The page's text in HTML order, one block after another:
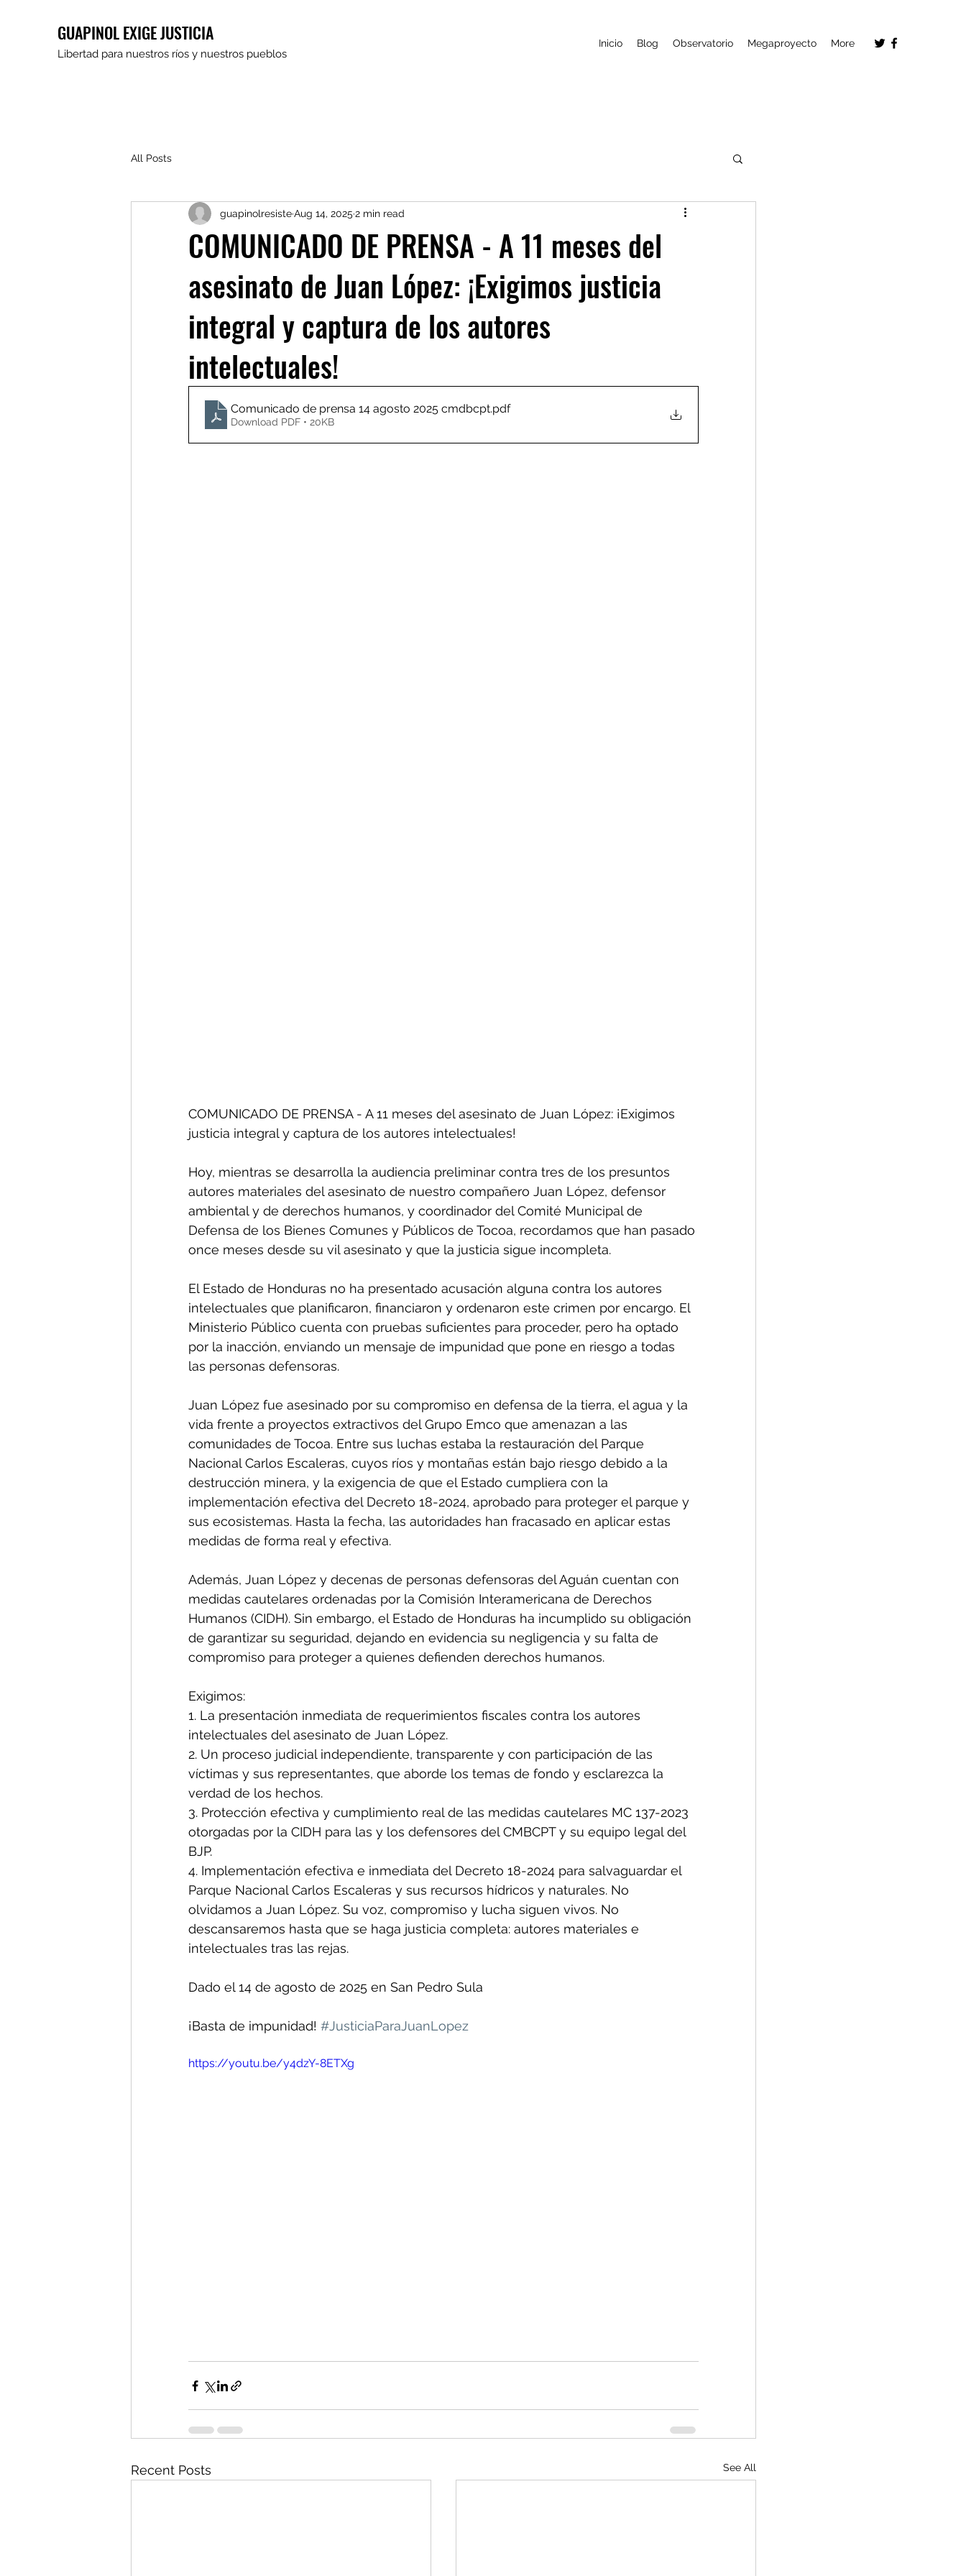
GUAPINOL EXIGE JUSTICIA
Libertad para nuestros ríos y nuestros pueblos
Inicio Blog Observatorio Megaproyecto More
All Posts
COMUNICADO DE PRENSA - A 11 meses del
asesinato de Juan López: ¡Exigimos justicia
integral y captura de los autores
intelectuales!
guapinolresisteAug 14, 2025 2 min read
Comunicado de prensa 14 agosto 2025 cmdbcpt.pdf
Download PDF • 20KB
COMUNICADO DE PRENSA - A 11 meses del asesinato de Juan López: ¡Exigimos
justicia integral y captura de los autores intelectuales!
Hoy, mientras se desarrolla la audiencia preliminar contra tres de los presuntos
autores materiales del asesinato de nuestro compañero Juan López, defensor
ambiental y de derechos humanos, y coordinador del Comité Municipal de
Defensa de los Bienes Comunes y Públicos de Tocoa, recordamos que han pasado
once meses desde su vil asesinato y que la justicia sigue incompleta.
El Estado de Honduras no ha presentado acusación alguna contra los autores
intelectuales que planificaron, financiaron y ordenaron este crimen por encargo. El
Ministerio Público cuenta con pruebas suficientes para proceder, pero ha optado
por la inacción, enviando un mensaje de impunidad que pone en riesgo a todas
las personas defensoras.
Juan López fue asesinado por su compromiso en defensa de la tierra, el agua y la
vida frente a proyectos extractivos del Grupo Emco que amenazan a las
comunidades de Tocoa. Entre sus luchas estaba la restauración del Parque
Nacional Carlos Escaleras, cuyos ríos y montañas están bajo riesgo debido a la
destrucción minera, y la exigencia de que el Estado cumpliera con la
implementación efectiva del Decreto 18-2024, aprobado para proteger el parque y
sus ecosistemas. Hasta la fecha, las autoridades han fracasado en aplicar estas
medidas de forma real y efectiva.
Además, Juan López y decenas de personas defensoras del Aguán cuentan con
medidas cautelares ordenadas por la Comisión Interamericana de Derechos
Humanos (CIDH). Sin embargo, el Estado de Honduras ha incumplido su obligación
de garantizar su seguridad, dejando en evidencia su negligencia y su falta de
compromiso para proteger a quienes defienden derechos humanos.
Exigimos:
1. La presentación inmediata de requerimientos fiscales contra los autores
intelectuales del asesinato de Juan López.
2. Un proceso judicial independiente, transparente y con participación de las
víctimas y sus representantes, que aborde los temas de fondo y esclarezca la
verdad de los hechos.
3. Protección efectiva y cumplimiento real de las medidas cautelares MC 137-2023
otorgadas por la CIDH para las y los defensores del CMBCPT y su equipo legal del
BJP.
4. Implementación efectiva e inmediata del Decreto 18-2024 para salvaguardar el
Parque Nacional Carlos Escaleras y sus recursos hídricos y naturales. No
olvidamos a Juan López. Su voz, compromiso y lucha siguen vivos. No
descansaremos hasta que se haga justicia completa: autores materiales e
intelectuales tras las rejas.
Dado el 14 de agosto de 2025 en San Pedro Sula
¡Basta de impunidad! #JusticiaParaJuanLopez
https://youtu.be/y4dzY-8ETXg
Recent Posts See All